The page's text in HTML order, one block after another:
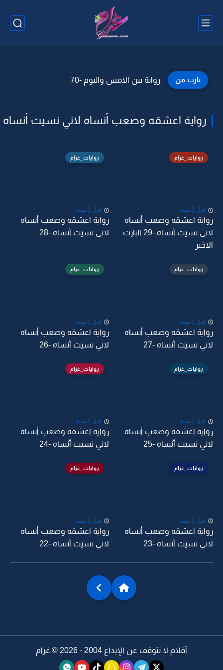
بارت من رواية بين الامس واليوم -70
رواية اعشقه وصعب أنساه لاني نسيت أنساه
روايات_غرام
قبل 2 سنة
رواية اعشقه وصعب أنساه
لاني نسيت أنساه -29 البارت
الاخير
روايات_غرام
قبل 2 سنة
رواية اعشقه وصعب أنساه
لاني نسيت أنساه -28
روايات_غرام
قبل 2 سنة
رواية اعشقه وصعب أنساه
لاني نسيت أنساه -27
روايات_غرام
قبل 2 سنة
رواية اعشقه وصعب أنساه
لاني نسيت أنساه -26
روايات_غرام
قبل 2 سنة
رواية اعشقه وصعب أنساه
لاني نسيت أنساه -25
روايات_غرام
قبل 2 سنة
رواية اعشقه وصعب أنساه
لاني نسيت أنساه -24
روايات_غرام
قبل 2 سنة
رواية اعشقه وصعب أنساه
لاني نسيت أنساه -23
روايات_غرام
قبل 2 سنة
رواية اعشقه وصعب أنساه
لاني نسيت أنساه -22
أقلام لا تتوقف عن الإبداع 2004 - 2026 © غرام